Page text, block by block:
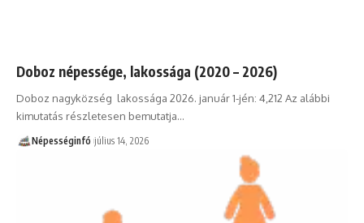
Doboz népessége, lakossága (2020 – 2026)
Doboz nagyközség lakossága 2026. január 1-jén: 4,212 Az alábbi
kimutatás részletesen bemutatja…
Népességinfó július 14, 2026